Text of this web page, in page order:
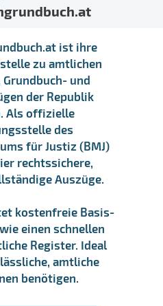
ist ihre
zu amtlichen
und
der Republik
Als offizielle
des
für Justiz (BMJ)
rechtssichere,
Auszüge.
kostenfreie Basis-
einen schnellen
Register. Ideal
amtliche
benötigen.